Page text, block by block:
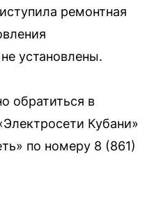
ремонтная
установлены.
обратиться в
Кубани»
по номеру 8 (861)